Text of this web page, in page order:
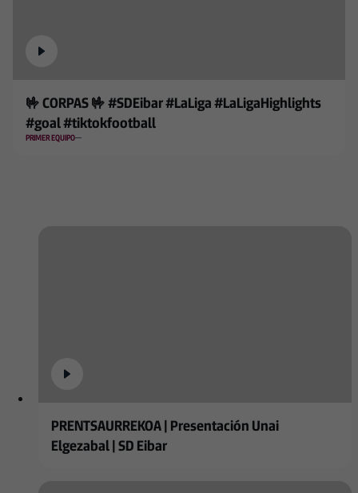
🤟 CORPAS 🤟 #SDEibar #LaLiga #LaLigaHighlights
#goal #tiktokfootball
PRIMER EQUIPO
PRENTSAURREKOA | Presentación Unai
Elgezabal | SD Eibar